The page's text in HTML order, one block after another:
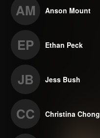
AM Anson Mount
EP Ethan Peck
JB Jess Bush
CC Christina Chong